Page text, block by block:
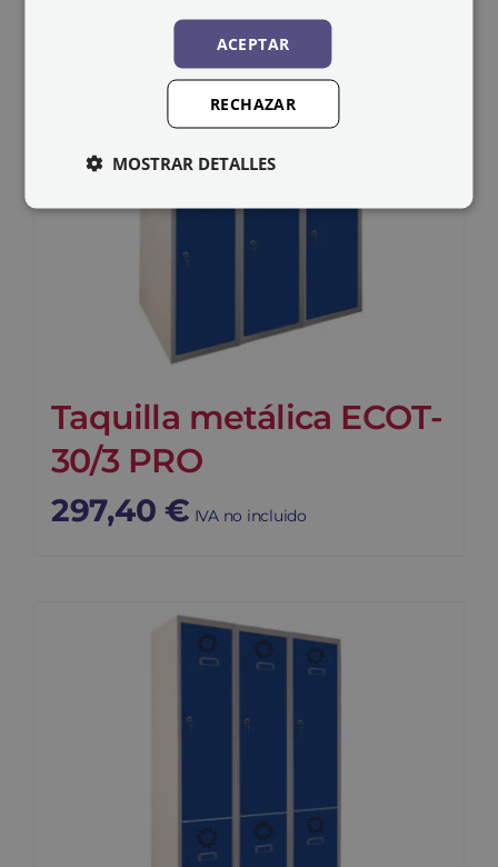
Taquilla metálica ECOT-
30/3 PRO
297,40 € IVA no incluido
ACEPTAR
RECHAZAR
MOSTRAR DETALLES